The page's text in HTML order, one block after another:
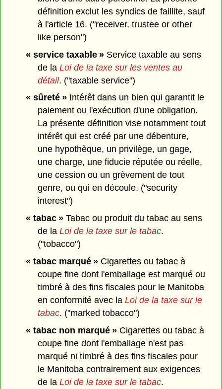
définition exclut les syndics de faillite, sauf
à l'article 16. ("receiver, trustee or other
like person")
« service taxable »Service taxable au sens
de laLoi de la taxe sur les ventes au
détail. ("taxable service")
« sûreté »Intérêt dans un bien qui garantit le
paiement ou l'exécution d'une obligation.
La présente définition vise notamment tout
intérêt qui est créé par une débenture,
une hypothèque, un privilège, un gage,
une charge, une fiducie réputée ou réelle,
une cession ou un grèvement de tout
genre, ou qui en découle. ("security
interest")
« tabac »Tabac ou produit du tabac au sens
de laLoi de la taxe sur le tabac.
("tobacco")
« tabac marqué »Cigarettes ou tabac à
coupe fine dont l'emballage est marqué ou
timbré à des fins fiscales pour le Manitoba
en conformité avec laLoi de la taxe sur le
tabac. ("marked tobacco")
« tabac non marqué »Cigarettes ou tabac à
coupe fine dont l'emballage n'est pas
marqué ni timbré à des fins fiscales pour
le Manitoba contrairement aux exigences
de laLoi de la taxe sur le tabac.